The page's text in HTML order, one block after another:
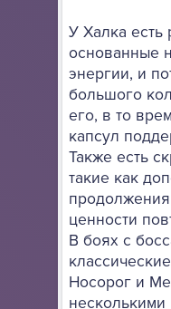
У Халка есть
основанные
энергии, и
большого
его, в то
капсул
Также есть
такие как
ценности
В боях с
Носорог и